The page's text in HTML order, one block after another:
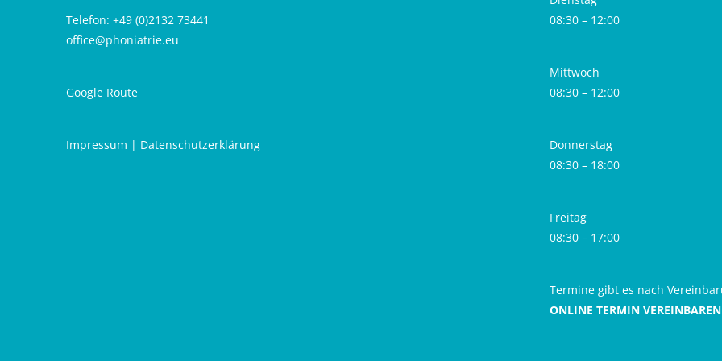
Telefon: +49 (0)2132 73441
office@phoniatrie.eu
Google Route
Impressum | Datenschutzerklärung
08:30 – 12:00
Mittwoch
08:30 – 12:00
Donnerstag
08:30 – 18:00
Freitag
08:30 – 17:00
Termine gibt es nach
ONLINE TERMIN